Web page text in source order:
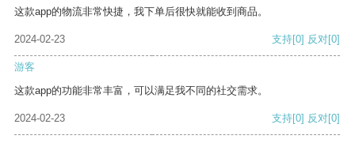
这款app的物流非常快捷，我下单后很快就能收到商品。
2024-02-23 支持[0] 反对[0]
游客
这款app的功能非常丰富，可以满足我不同的社交需求。
2024-02-23 支持[0] 反对[0]